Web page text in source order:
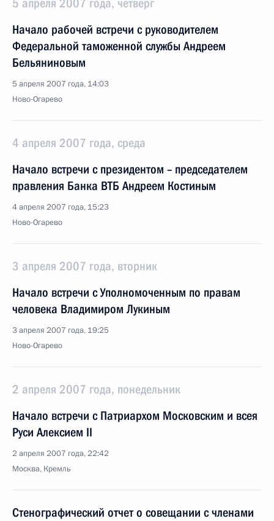
5 апреля 2007 года, четверг
Начало рабочей встречи с руководителем
Федеральной таможенной службы Андреем
Бельяниновым
5 апреля 2007 года, 14:03
Ново-Огарево
4 апреля 2007 года, среда
Начало встречи с президентом – председателем
правления Банка ВТБ Андреем Костиным
4 апреля 2007 года, 15:23
Ново-Огарево
3 апреля 2007 года, вторник
Начало встречи с Уполномоченным по правам
человека Владимиром Лукиным
3 апреля 2007 года, 19:25
Ново-Огарево
2 апреля 2007 года, понедельник
Начало встречи с Патриархом Московским и всея
Руси Алексием II
2 апреля 2007 года, 22:42
Москва, Кремль
Стенографический отчет о совещании с членами